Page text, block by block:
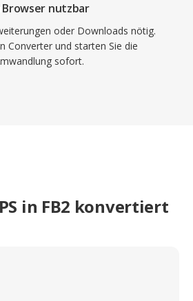
Browser nutzbar
oder Downloads nötig.
Converter und starten Sie die
sofort.
in FB2 konvertiert